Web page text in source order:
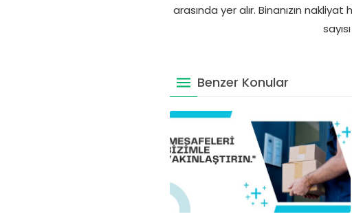
arasında yer alır. Binanızın
Benzer Konular